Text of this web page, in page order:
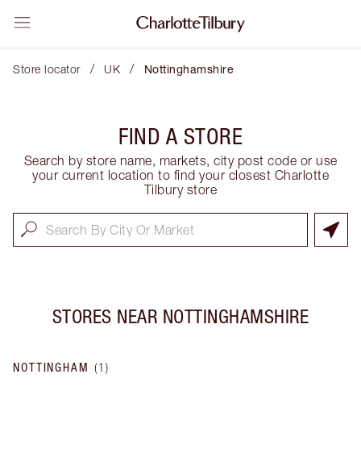
Store locator / UK / Nottinghamshire
FIND A STORE
Search by store name, markets, city post code or use
your current location to find your closest Charlotte
Tilbury store
STORES NEAR NOTTINGHAMSHIRE
NOTTINGHAM (1 )